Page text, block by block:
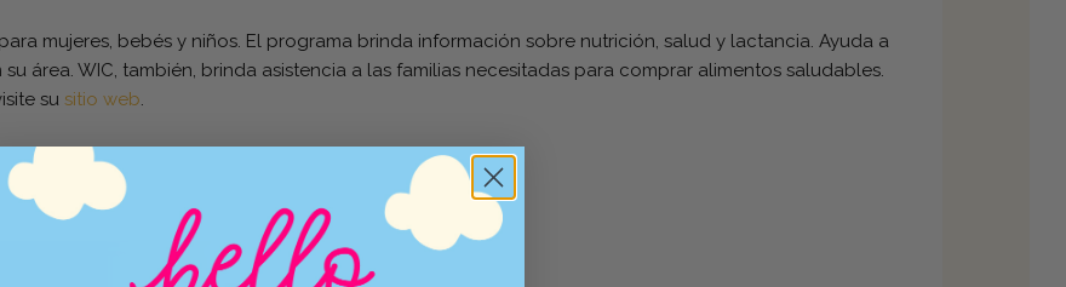
mujeres, bebés y niños. El programa brinda información sobre nutrición, salud y lactancia. Ayuda a
área. WIC, también, brinda asistencia a las familias necesitadas para comprar alimentos saludables.
su sitio web.